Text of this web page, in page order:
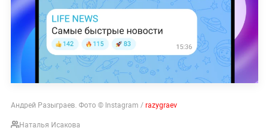
Андрей Разыграев. Фото © Instagram /razygraev
Наталья Исакова